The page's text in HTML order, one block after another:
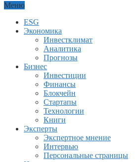
Меню
ESG
Экономика
Инвестклимат
Аналитика
Прогнозы
Бизнес
Инвестиции
Финансы
Блокчейн
Стартапы
Технологии
Книги
Эксперты
Экспертное мнение
Интервью
Персональные страницы